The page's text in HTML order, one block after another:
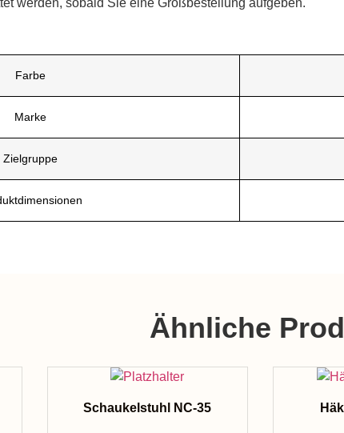
Farbe
Marke
Zielgruppe
Ähnliche
Schaukelstuhl NC-35